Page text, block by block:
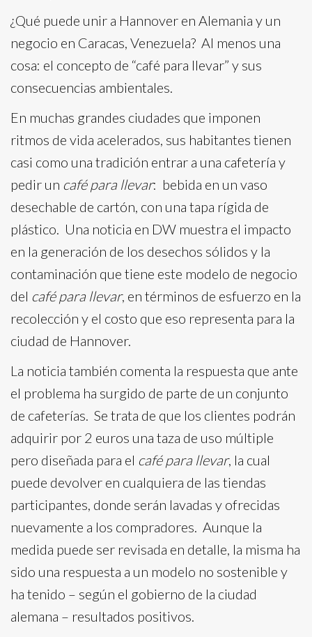
¿Qué puede unir a Hannover en Alemania y un
negocio en Caracas, Venezuela? Al menos una
cosa: el concepto de “café para llevar” y sus
consecuencias ambientales.
En muchas grandes ciudades que imponen
ritmos de vida acelerados, sus habitantes tienen
casi como una tradición entrar a una cafetería y
pedir un café para llevar: bebida en un vaso
desechable de cartón, con una tapa rígida de
plástico. Una noticia en DW muestra el impacto
en la generación de los desechos sólidos y la
contaminación que tiene este modelo de negocio
del café para llevar, en términos de esfuerzo en la
recolección y el costo que eso representa para la
ciudad de Hannover.
La noticia también comenta la respuesta que ante
el problema ha surgido de parte de un conjunto
de cafeterías. Se trata de que los clientes podrán
adquirir por 2 euros una taza de uso múltiple
pero diseñada para el café para llevar, la cual
puede devolver en cualquiera de las tiendas
participantes, donde serán lavadas y ofrecidas
nuevamente a los compradores. Aunque la
medida puede ser revisada en detalle, la misma ha
sido una respuesta a un modelo no sostenible y
ha tenido – según el gobierno de la ciudad
alemana – resultados positivos.